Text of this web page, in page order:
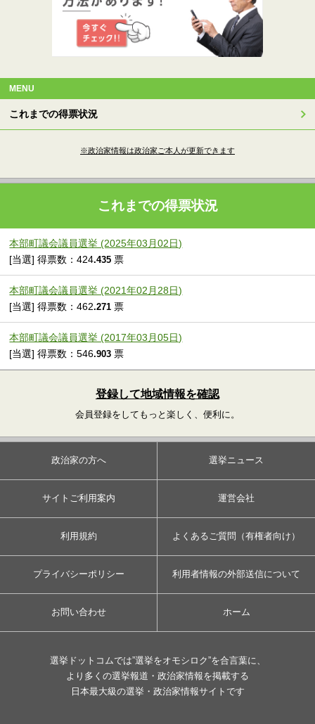
MENU
これまでの得票状況
※政治家情報は政治家ご本人が更新できます
これまでの得票状況
本部町議会議員選挙 (2025年03月02日)
[当選] 得票数：424.435 票
本部町議会議員選挙 (2021年02月28日)
[当選] 得票数：462.271 票
本部町議会議員選挙 (2017年03月05日)
[当選] 得票数：546.903 票
登録して地域情報を確認
会員登録をしてもっと楽しく、便利に。
政治家の方へ 選挙ニュース
サイトご利用案内 運営会社
利用規約 よくあるご質問（有権者向け）
プライバシーポリシー 利用者情報の外部送信について
お問い合わせ ホーム
選挙ドットコムでは”選挙をオモシロク”を合言葉に、
より多くの選挙報道・政治家情報を掲載する
日本最大級の選挙・政治家情報サイトです